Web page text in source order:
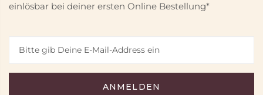
einlösbar bei deiner ersten Online Bestellung*